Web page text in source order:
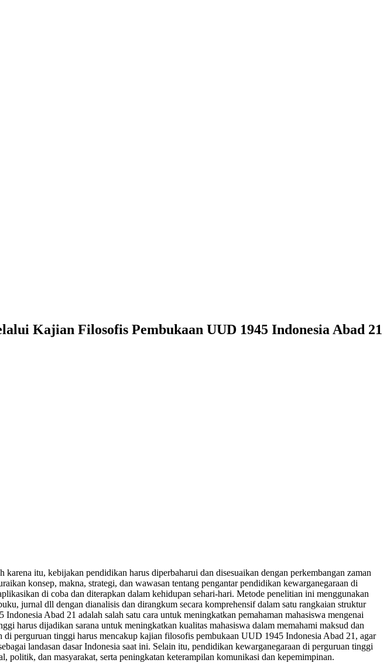
Kajian Filosofis Pembukaan UUD 1945 Indonesia Abad 21
itu, kebijakan pendidikan harus diperbaharui dan disesuaikan dengan perkembangan zaman
konsep, makna, strategi, dan wawasan tentang pengantar pendidikan kewarganegaraan di
di coba dan diterapkan dalam kehidupan sehari-hari. Metode penelitian ini menggunakan
jurnal dll dengan dianalisis dan dirangkum secara komprehensif dalam satu rangkaian struktur
Abad 21 adalah salah satu cara untuk meningkatkan pemahaman mahasiswa mengenai
harus dijadikan sarana untuk meningkatkan kualitas mahasiswa dalam memahami maksud dan
perguruan tinggi harus mencakup kajian filosofis pembukaan UUD 1945 Indonesia Abad 21, agar
landasan dasar Indonesia saat ini. Selain itu, pendidikan kewarganegaraan di perguruan tinggi
politik, dan masyarakat, serta peningkatan keterampilan komunikasi dan kepemimpinan.